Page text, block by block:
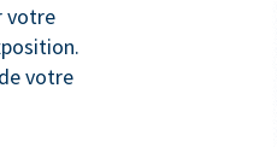
votre
votre